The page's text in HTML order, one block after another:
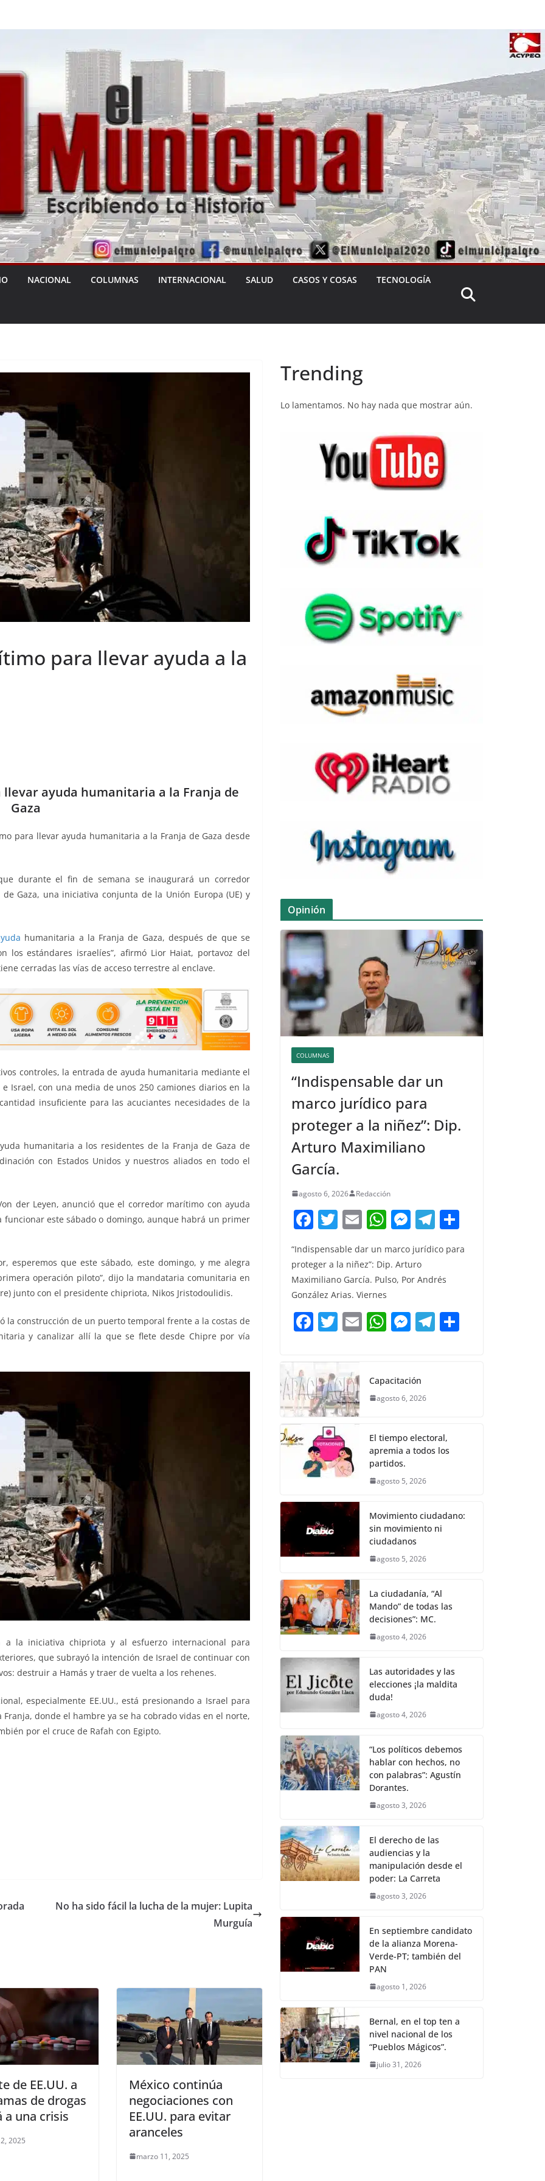
NACIONAL COLUMNAS INTERNACIONAL SALUD CASOS Y COSAS TECNOLOGÍA
para llevar ayuda a la
ayuda humanitaria a la Franja de
Gaza
para llevar ayuda humanitaria a la Franja de Gaza desde
durante el fin de semana se inaugurará un corredor
Gaza, una iniciativa conjunta de la Unión Europa (UE) y
humanitaria a la Franja de Gaza, después de que se
los estándares israelíes”, afirmó Lior Haiat, portavoz del
cerradas las vías de acceso terrestre al enclave.
controles, la entrada de ayuda humanitaria mediante el
Israel, con una media de unos 250 camiones diarios en la
insuficiente para las acuciantes necesidades de la
humanitaria a los residentes de la Franja de Gaza de
con Estados Unidos y nuestros aliados en todo el
der Leyen, anunció que el corredor marítimo con ayuda
funcionar este sábado o domingo, aunque habrá un primer
esperemos que este sábado, este domingo, y me alegra
operación piloto”, dijo la mandataria comunitaria en
junto con el presidente chipriota, Nikos Jristodoulidis.
la construcción de un puerto temporal frente a la costas de
y canalizar allí la que se flete desde Chipre por vía
a la iniciativa chipriota y al esfuerzo internacional para
que subrayó la intención de Israel de continuar con
destruir a Hamás y traer de vuelta a los rehenes.
especialmente EE.UU., está presionando a Israel para
donde el hambre ya se ha cobrado vidas en el norte,
por el cruce de Rafah con Egipto.
No ha sido fácil la lucha de la mujer: Lupita
Murguía
de EE.UU. a
de drogas
a una crisis
2025
México continúa
negociaciones con
EE.UU. para evitar
aranceles
marzo 11, 2025
Trending
Lo lamentamos. No hay nada que mostrar aún.
Opinión
COLUMNAS
“Indispensable dar un
marco jurídico para
proteger a la niñez”: Dip.
Arturo Maximiliano
García.
agosto 6, 2026 Redacción
F
c
e
b
o
o
k
T
w
itt
er
E
ai
l
W
at
s
p
p
M
e
ss
e
g
er
T
e
gr
m
m
“Indispensable dar un marco jurídico para
proteger a la niñez”: Dip. Arturo
Maximiliano García. Pulso, Por Andrés
González Arias. Viernes
F
c
e
b
o
o
k
T
itt
er
E W
s
A
p
M
e
n
er
T
Capacitación
agosto 6, 2026
El tiempo electoral,
apremia a todos los
partidos.
agosto 5, 2026
Movimiento ciudadano:
sin movimiento ni
ciudadanos
agosto 5, 2026
La ciudadanía, “Al
Mando” de todas las
decisiones”: MC.
agosto 4, 2026
Las autoridades y las
elecciones ¡la maldita
duda!
agosto 4, 2026
“Los políticos debemos
hablar con hechos, no
con palabras”: Agustín
Dorantes.
agosto 3, 2026
El derecho de las
audiencias y la
manipulación desde el
poder: La Carreta
agosto 3, 2026
En septiembre candidato
de la alianza Morena-
Verde-PT; también del
PAN
agosto 1, 2026
Bernal, en el top ten a
nivel nacional de los
“Pueblos Mágicos”.
julio 31, 2026